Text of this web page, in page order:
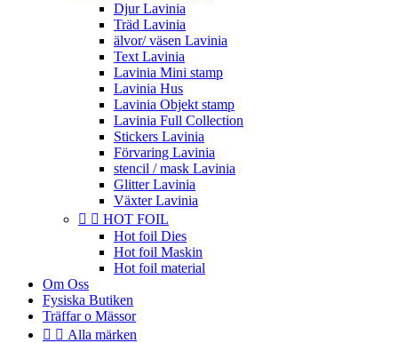
Djur Lavinia
Träd Lavinia
älvor/ väsen Lavinia
Text Lavinia
Lavinia Mini stamp
Lavinia Hus
Lavinia Objekt stamp
Lavinia Full Collection
Stickers Lavinia
Förvaring Lavinia
stencil / mask Lavinia
Glitter Lavinia
Växter Lavinia
  HOT FOIL
Hot foil Dies
Hot foil Maskin
Hot foil material
Om Oss
Fysiska Butiken
Träffar o Mässor
  Alla märken